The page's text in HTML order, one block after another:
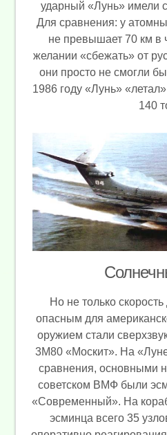
ударный «Лунь» имели
Для сравнения: у
не превышает 70 км в
желании «сбежать» от
они просто не смогли
1986 году «Лунь»
140
Но не только
опасным для
оружием стали
3М80 «Москит». На
сравнения, основными
советском ВМФ были
«Современный». На
эсминца всего 35